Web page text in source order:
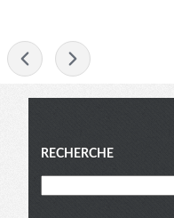
Menu
RECHERCHE